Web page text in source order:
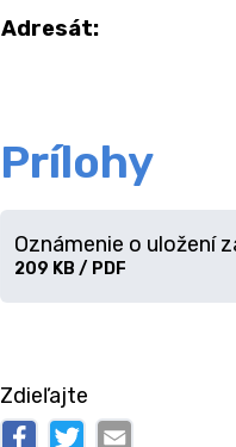
Adresát:
Prílohy
Stiahnuť
Oznámenie o uložení
209 KB / PDF
Zdieľajte